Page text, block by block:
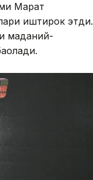
Марат
иштирок этди.
маданий-